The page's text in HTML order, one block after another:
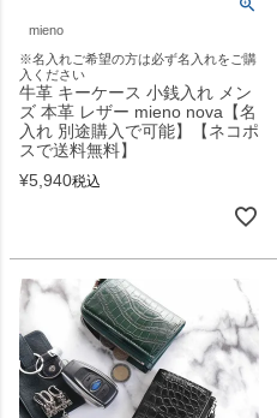
mieno
※名入れご希望の方は必ず名入れをご購
入ください
牛革 キーケース 小銭入れ メン
ズ 本革 レザー mieno nova【名
入れ 別途購入で可能】【ネコポ
スで送料無料】
¥5,940税込